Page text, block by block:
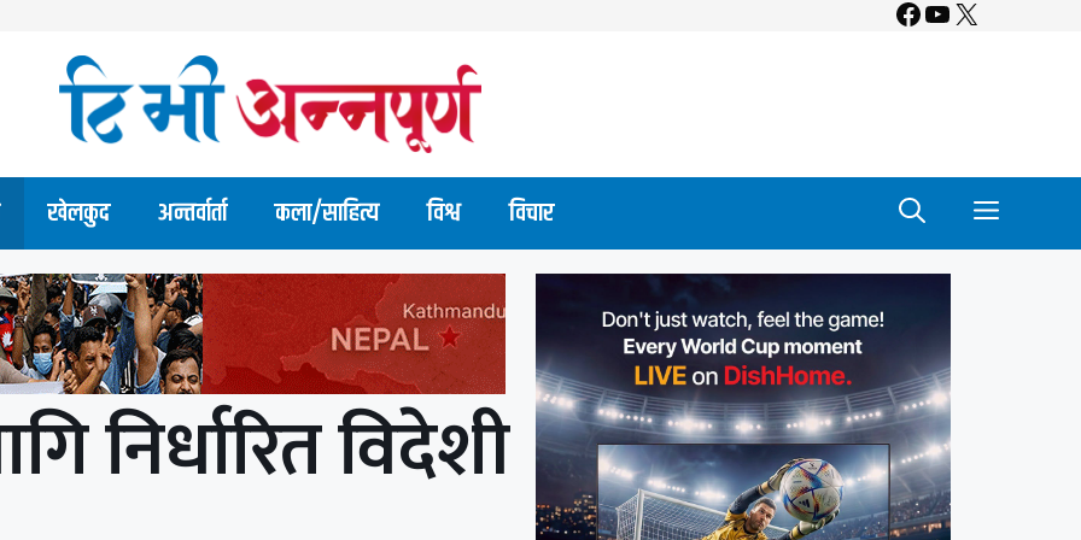
Facebook
YouTube
X
खेलकुद अन्तर्वार्ता कला/साहित्य विश्व विचार
निर्धारित विदेशी